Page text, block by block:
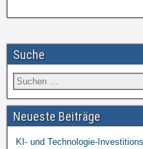
Suche
Neueste Beiträge
KI- und Technologie-